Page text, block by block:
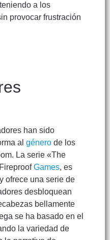
a los
provocar frustración
han sido
al género de los
La serie «The
Games, es
ofrece una serie de
desbloquean
bellamente
se ha basado en el
la variedad de